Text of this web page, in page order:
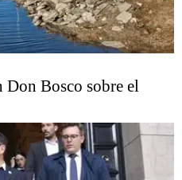
Don Bosco sobre el